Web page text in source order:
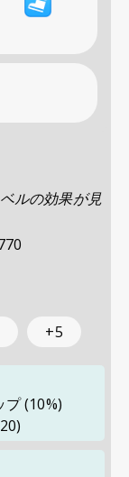
ルの効果が見
+5
プ(10%)